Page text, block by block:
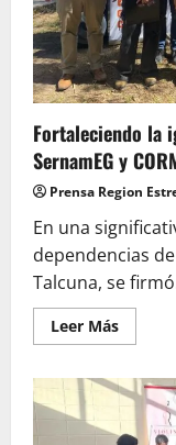
de
Mistral
Fortaleciendo la
SernamEG y
Prensa Region
En una
dependencias
Talcuna, se
Leer MásLeer
más
la
de